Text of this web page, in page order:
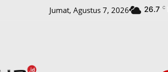
Jumat, Agustus 7, 2026 26.7 C